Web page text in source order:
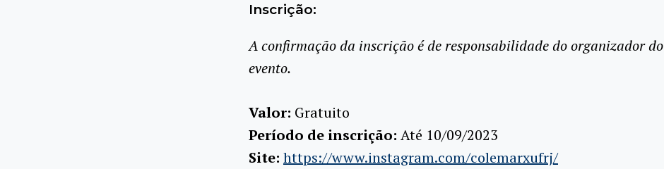
Inscrição:
A confirmação da inscrição é de responsabilidade do organizador do
evento.
Valor: Gratuito
Período de inscrição: Até 10/09/2023
Site: https://www.instagram.com/colemarxufrj/